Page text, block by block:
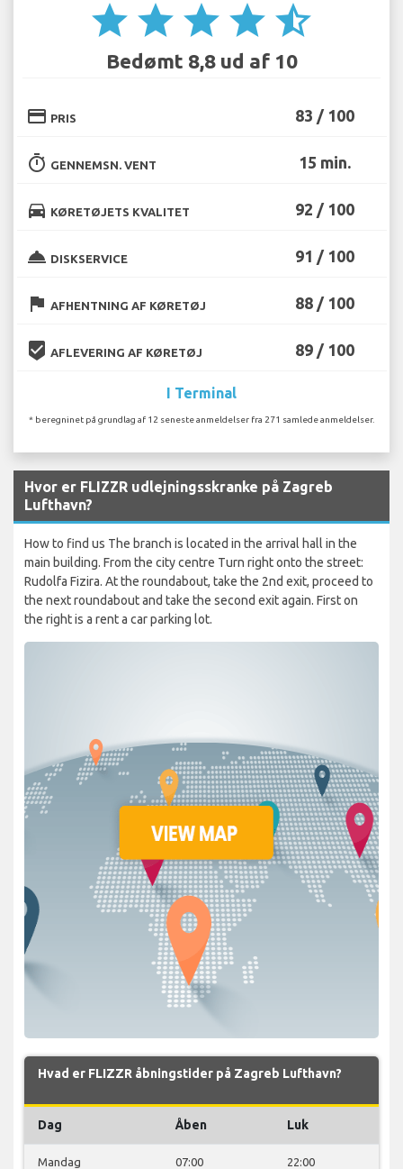
star star star star star_half
Bedømt 8,8 ud af 10
credit_card PRIS 83 / 100
timer GENNEMSN. VENT 15 min.
directions_car KØRETØJETS KVALITET 92 / 100
room_service DISKSERVICE 91 / 100
flag AFHENTNING AF KØRETØJ 88 / 100
beenhere AFLEVERING AF KØRETØJ 89 / 100
I Terminal
* beregninet på grundlag af 12 seneste anmeldelser fra 271 samlede anmeldelser.
Hvor er FLIZZR udlejningsskranke på Zagreb
Lufthavn?
How to find us The branch is located in the arrival hall in the
main building. From the city centre Turn right onto the street:
Rudolfa Fizira. At the roundabout, take the 2nd exit, proceed to
the next roundabout and take the second exit again. First on
the right is a rent a car parking lot.
Hvad er FLIZZR åbningstider på Zagreb Lufthavn?
Dag Åben Luk
Mandag 07:00 22:00